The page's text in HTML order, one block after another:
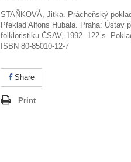
STAŇKOVÁ, Jitka. Prácheňský
Překlad Alfons Hubala. Praha: Ústav
folkloristiku ČSAV, 1992. 122 s.
ISBN 80-85010-12-7
Share
Print